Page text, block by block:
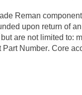
Reman
upon return of
are not limited to:
Number. Core